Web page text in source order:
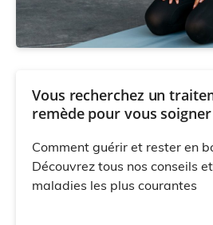
Vous recherchez un
remède pour vous soigner
Comment guérir et rester en
Découvrez tous nos conseils
maladies les plus courantes